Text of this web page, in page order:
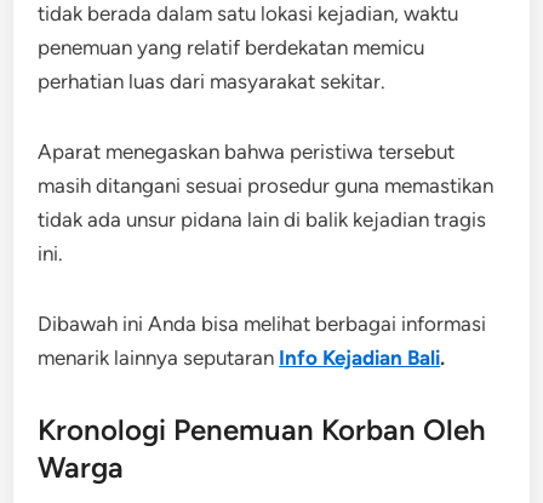
tidak berada dalam satu lokasi kejadian, waktu
penemuan yang relatif berdekatan memicu
perhatian luas dari masyarakat sekitar.
Aparat menegaskan bahwa peristiwa tersebut
masih ditangani sesuai prosedur guna memastikan
tidak ada unsur pidana lain di balik kejadian tragis
ini.
Dibawah ini Anda bisa melihat berbagai informasi
menarik lainnya seputaran Info Kejadian Bali.
Kronologi Penemuan Korban Oleh
Warga